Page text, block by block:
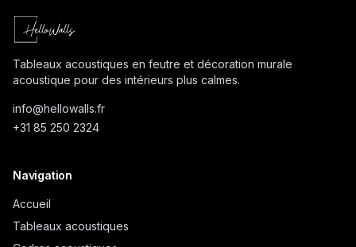
Tableaux acoustiques en feutre et décoration murale
acoustique pour des intérieurs plus calmes.
info@hellowalls.fr
+31 85 250 2324
Navigation
Accueil
Tableaux acoustiques